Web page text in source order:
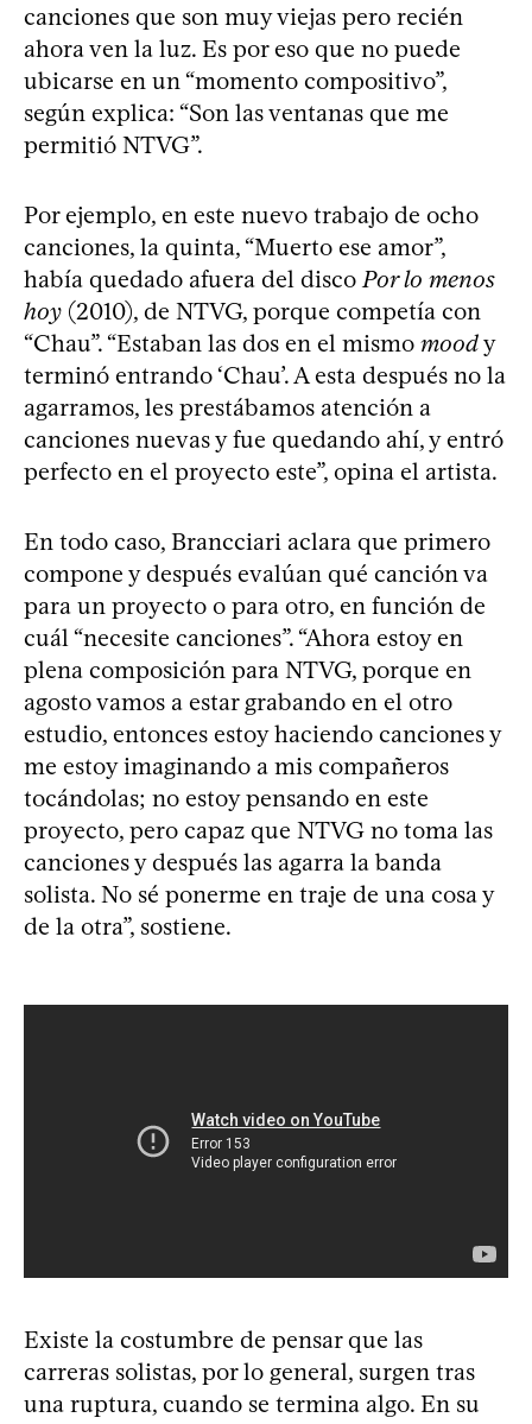
canciones que son muy viejas pero recién
ahora ven la luz. Es por eso que no puede
ubicarse en un “momento compositivo”,
según explica: “Son las ventanas que me
permitió NTVG”.
Por ejemplo, en este nuevo trabajo de ocho
canciones, la quinta, “Muerto ese amor”,
había quedado afuera del disco Por lo menos
hoy (2010), de NTVG, porque competía con
“Chau”. “Estaban las dos en el mismo moody
terminó entrando ‘Chau’. A esta después no la
agarramos, les prestábamos atención a
canciones nuevas y fue quedando ahí, y entró
perfecto en el proyecto este”, opina el artista.
En todo caso, Brancciari aclara que primero
compone y después evalúan qué canción va
para un proyecto o para otro, en función de
cuál “necesite canciones”. “Ahora estoy en
plena composición para NTVG, porque en
agosto vamos a estar grabando en el otro
estudio, entonces estoy haciendo canciones y
me estoy imaginando a mis compañeros
tocándolas; no estoy pensando en este
proyecto, pero capaz que NTVG no toma las
canciones y después las agarra la banda
solista. No sé ponerme en traje de una cosa y
de la otra”, sostiene.
Existe la costumbre de pensar que las
carreras solistas, por lo general, surgen tras
una ruptura, cuando se termina algo. En su